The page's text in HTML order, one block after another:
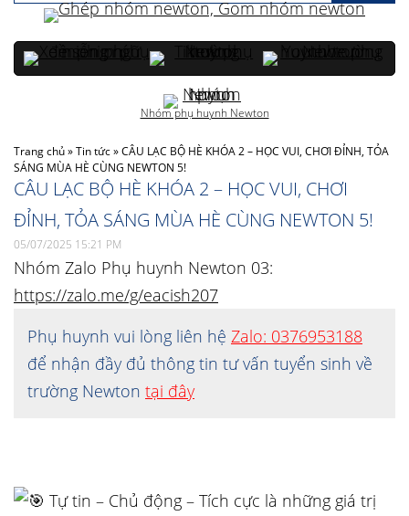
Trang chủ»Tin tức»CÂU LẠC BỘ HÈ KHÓA 2 – HỌC VUI, CHƠI ĐỈNH, TỎA
SÁNG MÙA HÈ CÙNG NEWTON 5!
CÂU LẠC BỘ HÈ KHÓA 2 – HỌC VUI, CHƠI
ĐỈNH, TỎA SÁNG MÙA HÈ CÙNG NEWTON 5!
05/07/2025 15:21 PM
Nhóm Zalo Phụ huynh Newton 03:
https://zalo.me/g/eacish207
Phụ huynh vui lòng liên hệ Zalo: 0376953188
để nhận đầy đủ thông tin tư vấn tuyển sinh về
trường Newton tại đây
Tự tin – Chủ động – Tích cực là những giá trị
Nhóm phụ huynh Newton